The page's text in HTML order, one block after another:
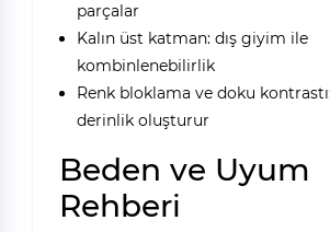
parçalar
Kalın üst katman: dış giyim ile
kombinlenebilirlik
Renk bloklama ve doku
derinlik oluşturur
Beden ve Uyum
Rehberi